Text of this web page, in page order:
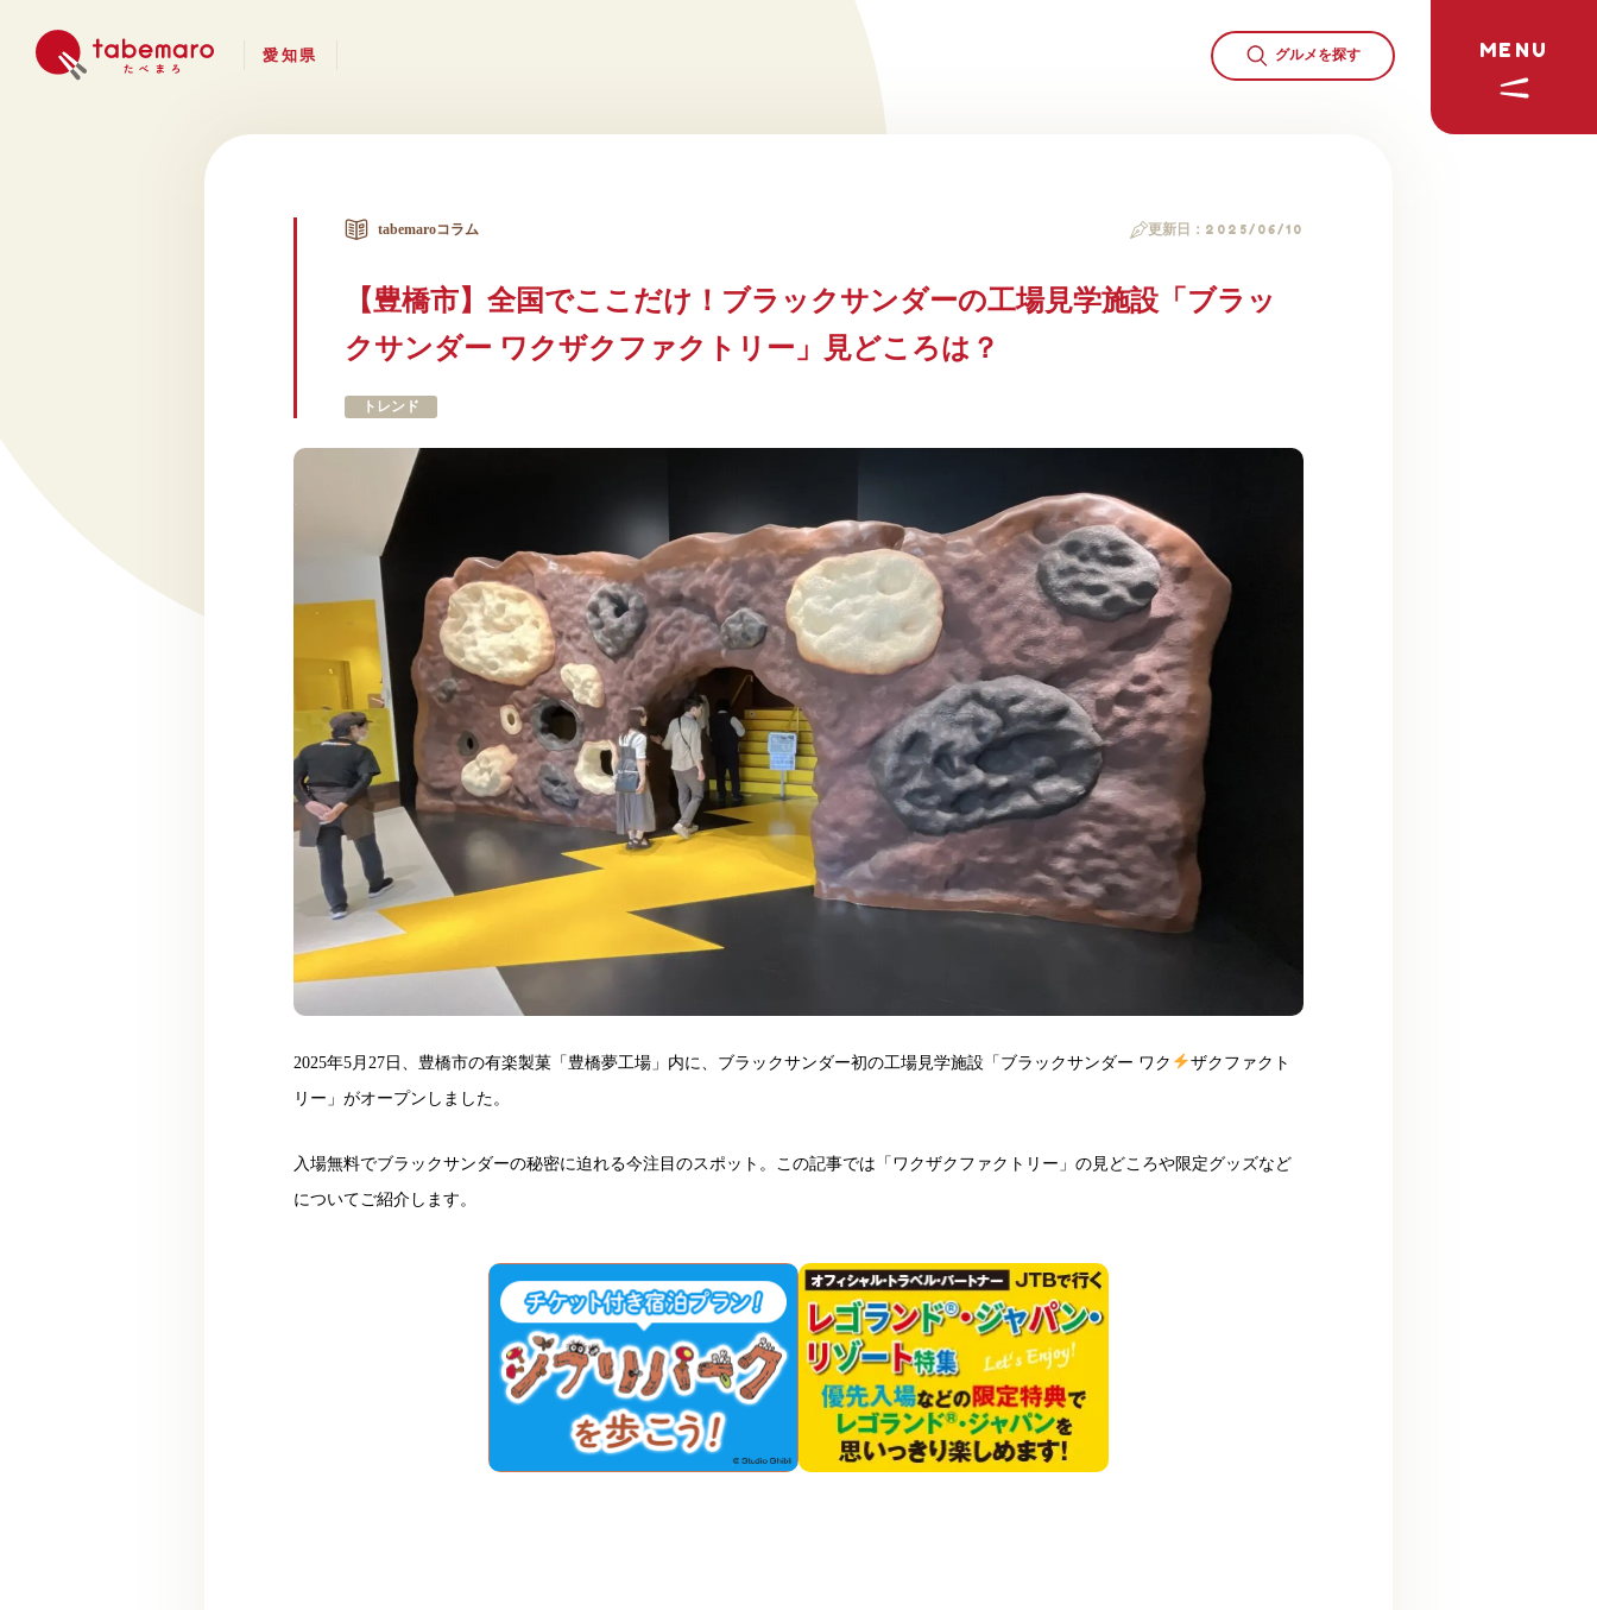
愛知県 MENU
グルメを探す
tabemaroコラム 更新日： 2025/06/10
【豊橋市】全国でここだけ！ブラックサンダーの工場見学施設「ブラッ
クサンダー ワクザクファクトリー」見どころは？
トレンド
2025年5月27日、豊橋市の有楽製菓「豊橋夢工場」内に、ブラックサンダー初の工場見学施設「ブラックサンダー ワク
ザクファクト
リー」がオープンしました。
入場無料でブラックサンダーの秘密に迫れる今注目のスポット。この記事では「ワクザクファクトリー」の見どころや限定グッズなど
についてご紹介します。